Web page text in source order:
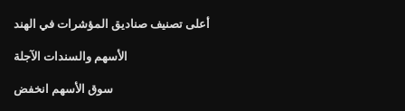
أعلى تصنيف صناديق المؤشرات في الهند
الأسهم والسندات الآجلة
سوق الأسهم انخفض